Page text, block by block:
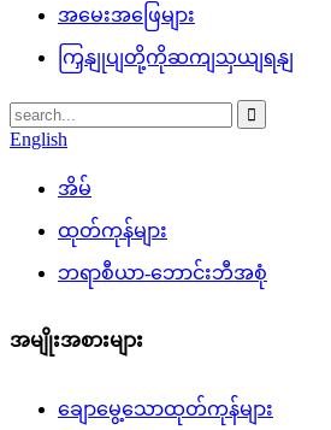
အမေးအဖြေများ
ကြှနျုပျတို့ကိုဆကျသှယျရနျ
English
အိမ်
ထုတ်ကုန်များ
ဘရာစီယာ-ဘောင်းဘီအစုံ
အမျိုးအစားများ
ချောမွေ့သောထုတ်ကုန်များ